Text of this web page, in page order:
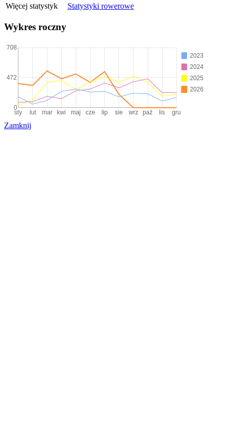
Więcej statystyk
Statystyki rowerowe
Wykres roczny
Zamknij